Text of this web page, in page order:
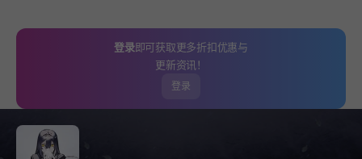
登录即可获取更多折扣优惠与
更新资讯！
登录